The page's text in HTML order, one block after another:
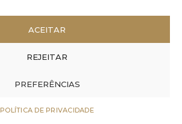
ACEITAR
REJEITAR
PREFERÊNCIAS
POLÍTICA DE PRIVACIDADE